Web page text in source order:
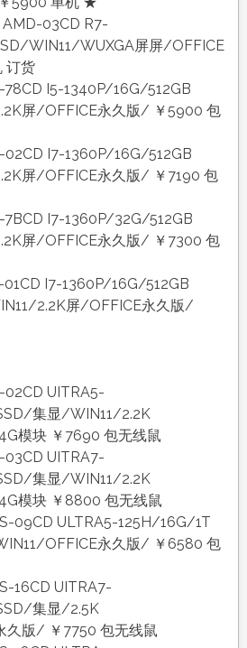
AMD-03CD R7-
WIN11/WUXGA屏屏/OFFICE
订货
78CD I5-1340P/16G/512GB
屏/OFFICE永久版/ ￥5900 包
02CD I7-1360P/16G/512GB
屏/OFFICE永久版/ ￥7190 包
7BCD I7-1360P/32G/512GB
屏/OFFICE永久版/ ￥7300 包
01CD I7-1360P/16G/512GB
2.2K屏/OFFICE永久版/
02CD UITRA5-
集显/WIN11/2.2K
模块 ￥7690 包无线鼠
03CD UITRA7-
集显/WIN11/2.2K
模块 ￥8800 包无线鼠
09CD ULTRA5-125H/16G/1T
OFFICE永久版/ ￥6580 包
16CD UITRA7-
集显/2.5K
久版/ ￥7750 包无线鼠